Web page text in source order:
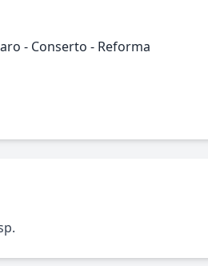
- Conserto - Reforma